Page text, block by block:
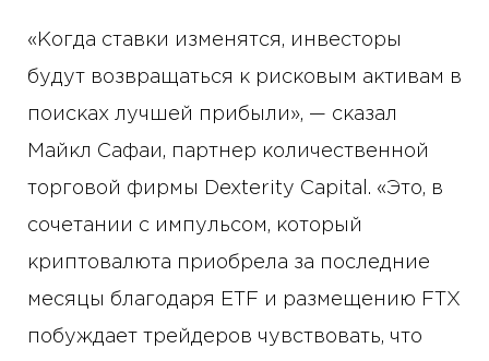
«Когда ставки изменятся, инвесторы
будут возвращаться к рисковым активам в
поисках лучшей прибыли», — сказал
Майкл Сафаи, партнер количественной
торговой фирмы Dexterity Capital. «Это, в
сочетании с импульсом, который
криптовалюта приобрела за последние
месяцы благодаря ETF и размещению FTX
побуждает трейдеров чувствовать, что